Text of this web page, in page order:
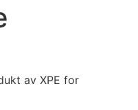
av XPE for